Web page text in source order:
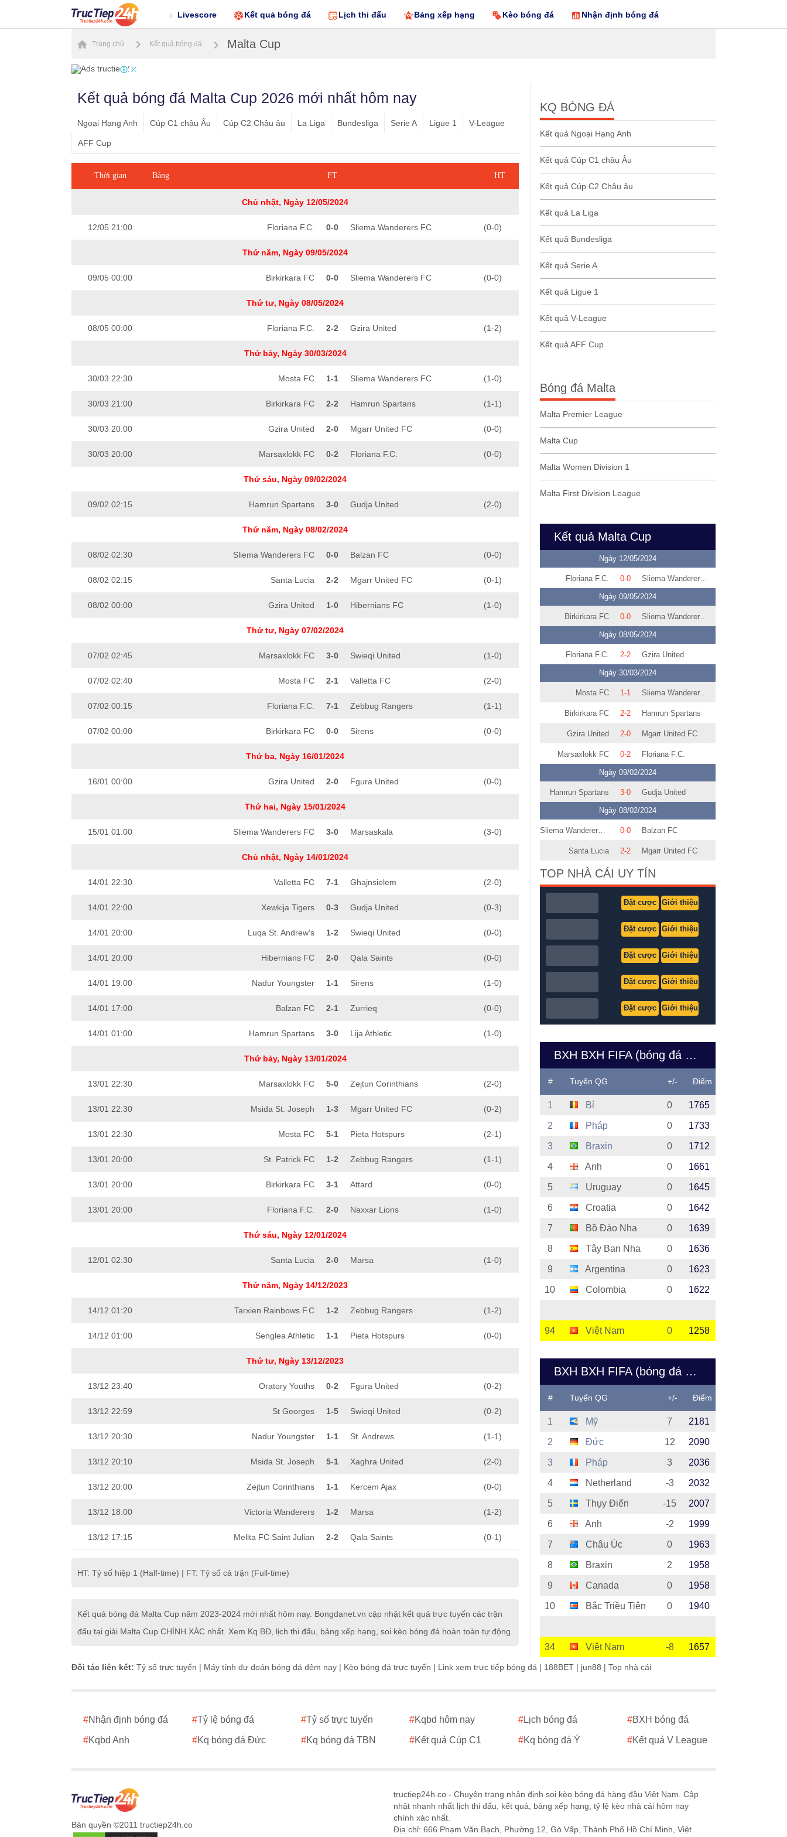
Livescore Kết quả bóng đá Lịch thi đấu Bảng xếp hạng Kèo bóng đá Nhận định bóng đá
Trang chủ Kết quả bóng đá Malta Cup
Kết quả bóng đá Malta Cup 2026 mới nhất hôm nay
Ngoại Hạng Anh Cúp C1 châu Âu Cúp C2 Châu âu La Liga Bundesliga Serie A Ligue 1 V-League
AFF Cup
Thời gian Bảng FT HT
Chủ nhật, Ngày 12/05/2024
12/05 21:00 Floriana F.C. 0-0 Sliema Wanderers FC (0-0)
Thứ năm, Ngày 09/05/2024
09/05 00:00 Birkirkara FC 0-0 Sliema Wanderers FC (0-0)
Thứ tư, Ngày 08/05/2024
08/05 00:00 Floriana F.C. 2-2 Gzira United (1-2)
Thứ bảy, Ngày 30/03/2024
30/03 22:30 Mosta FC 1-1 Sliema Wanderers FC (1-0)
30/03 21:00 Birkirkara FC 2-2 Hamrun Spartans (1-1)
30/03 20:00 Gzira United 2-0 Mgarr United FC (0-0)
30/03 20:00 Marsaxlokk FC 0-2 Floriana F.C. (0-0)
Thứ sáu, Ngày 09/02/2024
09/02 02:15 Hamrun Spartans 3-0 Gudja United (2-0)
Thứ năm, Ngày 08/02/2024
08/02 02:30 Sliema Wanderers FC 0-0 Balzan FC (0-0)
08/02 02:15 Santa Lucia 2-2 Mgarr United FC (0-1)
08/02 00:00 Gzira United 1-0 Hibernians FC (1-0)
Thứ tư, Ngày 07/02/2024
07/02 02:45 Marsaxlokk FC 3-0 Swieqi United (1-0)
07/02 02:40 Mosta FC 2-1 Valletta FC (2-0)
07/02 00:15 Floriana F.C. 7-1 Zebbug Rangers (1-1)
07/02 00:00 Birkirkara FC 0-0 Sirens (0-0)
Thứ ba, Ngày 16/01/2024
16/01 00:00 Gzira United 2-0 Fgura United (0-0)
Thứ hai, Ngày 15/01/2024
15/01 01:00 Sliema Wanderers FC 3-0 Marsaskala (3-0)
Chủ nhật, Ngày 14/01/2024
14/01 22:30 Valletta FC 7-1 Ghajnsielem (2-0)
14/01 22:00 Xewkija Tigers 0-3 Gudja United (0-3)
14/01 20:00 Luqa St. Andrew's 1-2 Swieqi United (0-0)
14/01 20:00 Hibernians FC 2-0 Qala Saints (0-0)
14/01 19:00 Nadur Youngster 1-1 Sirens (1-0)
14/01 17:00 Balzan FC 2-1 Zurrieq (0-0)
14/01 01:00 Hamrun Spartans 3-0 Lija Athletic (1-0)
Thứ bảy, Ngày 13/01/2024
13/01 22:30 Marsaxlokk FC 5-0 Zejtun Corinthians (2-0)
13/01 22:30 Msida St. Joseph 1-3 Mgarr United FC (0-2)
13/01 22:30 Mosta FC 5-1 Pieta Hotspurs (2-1)
13/01 20:00 St. Patrick FC 1-2 Zebbug Rangers (1-1)
13/01 20:00 Birkirkara FC 3-1 Attard (0-0)
13/01 20:00 Floriana F.C. 2-0 Naxxar Lions (1-0)
Thứ sáu, Ngày 12/01/2024
12/01 02:30 Santa Lucia 2-0 Marsa (1-0)
Thứ năm, Ngày 14/12/2023
14/12 01:20 Tarxien Rainbows F.C 1-2 Zebbug Rangers (1-2)
14/12 01:00 Senglea Athletic 1-1 Pieta Hotspurs (0-0)
Thứ tư, Ngày 13/12/2023
13/12 23:40 Oratory Youths 0-2 Fgura United (0-2)
13/12 22:59 St Georges 1-5 Swieqi United (0-2)
13/12 20:30 Nadur Youngster 1-1 St. Andrews (1-1)
13/12 20:10 Msida St. Joseph 5-1 Xaghra United (2-0)
13/12 20:00 Zejtun Corinthians 1-1 Kercem Ajax (0-0)
13/12 18:00 Victoria Wanderers 1-2 Marsa (1-2)
13/12 17:15 Melita FC Saint Julian 2-2 Qala Saints (0-1)
HT: Tỷ số hiệp 1 (Half-time) | FT: Tỷ số cả trận (Full-time)
Kết quả bóng đá Malta Cup năm 2023-2024 mới nhất hôm nay. Bongdanet.vn cập nhật kết quả trực tuyến các trận
đấu tại giải Malta Cup CHÍNH XÁC nhất. Xem Kq BĐ, lịch thi đấu, bảng xếp hạng, soi kèo bóng đá hoàn toàn tự động.
KQ BÓNG ĐÁ
Kết quả Ngoại Hạng Anh
Kết quả Cúp C1 châu Âu
Kết quả Cúp C2 Châu âu
Kết quả La Liga
Kết quả Bundesliga
Kết quả Serie A
Kết quả Ligue 1
Kết quả V-League
Kết quả AFF Cup
Bóng đá Malta
Malta Premier League
Malta Cup
Malta Women Division 1
Malta First Division League
Kết quả Malta Cup
Ngày 12/05/2024
Floriana F.C. 0-0 Sliema Wanderers FC
Ngày 09/05/2024
Birkirkara FC 0-0 Sliema Wanderers FC
Ngày 08/05/2024
Floriana F.C. 2-2 Gzira United
Ngày 30/03/2024
Mosta FC 1-1 Sliema Wanderers FC
Birkirkara FC 2-2 Hamrun Spartans
Gzira United 2-0 Mgarr United FC
Marsaxlokk FC 0-2 Floriana F.C.
Ngày 09/02/2024
Hamrun Spartans 3-0 Gudja United
Ngày 08/02/2024
Sliema Wanderers FC 0-0 Balzan FC
Santa Lucia 2-2 Mgarr United FC
TOP NHÀ CÁI UY TÍN
Đặt cược Giới thiệu
Đặt cược Giới thiệu
Đặt cược Giới thiệu
Đặt cược Giới thiệu
Đặt cược Giới thiệu
BXH BXH FIFA (bóng đá nam Việt Nam)
# Tuyển QG +/- Điểm
1 Bỉ 0 1765
2 Pháp 0 1733
3 Braxin 0 1712
4 Anh 0 1661
5 Uruguay 0 1645
6 Croatia 0 1642
7 Bồ Đào Nha 0 1639
8 Tây Ban Nha 0 1636
9 Argentina 0 1623
10 Colombia 0 1622
94 Việt Nam 0 1258
BXH BXH FIFA (bóng đá nữ Việt Nam)
# Tuyển QG +/- Điểm
1 Mỹ 7 2181
2 Đức 12 2090
3 Pháp 3 2036
4 Netherland -3 2032
5 Thụy Điển -15 2007
6 Anh -2 1999
7 Châu Úc 0 1963
8 Braxin 2 1958
9 Canada 0 1958
10 Bắc Triều Tiên 0 1940
34 Việt Nam -8 1657
Đối tác liên kết: Tỷ số trực tuyến | Máy tính dự đoán bóng đá đêm nay | Kèo bóng đá trực tuyến | Link xem trực tiếp bóng đá | 188BET | jun88 | Top nhà cái
#Nhận định bóng đá
#Kqbd Anh
#Tỷ lệ bóng đá
#Kq bóng đá Đức
#Tỷ số trực tuyến
#Kq bóng đá TBN
#Kqbd hôm nay
#Kết quả Cúp C1
#Lịch bóng đá
#Kq bóng đá Ý
#BXH bóng đá
#Kết quả V League
Bản quyền ©2011 tructiep24h.co
tructiep24h.co - Chuyên trang nhận định soi kèo bóng đá hàng đầu Việt Nam. Cập
nhật nhanh nhất lịch thi đấu, kết quả, bảng xếp hạng, tỷ lệ kèo nhà cái hôm nay
chính xác nhất.
Địa chỉ: 666 Phạm Văn Bạch, Phường 12, Gò Vấp, Thành Phố Hồ Chí Minh, Việt